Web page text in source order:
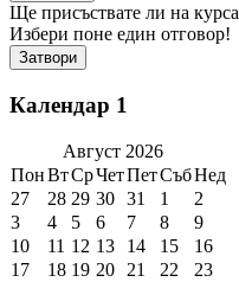
Ще присъствате ли на курса
Избери поне един отговор!
Затвори
Календар 1
Август 2026
ПонВтСрЧетПетСъбНед
27
28 29 30 31 1
2
3
4 5 6 7 8
9
10
11 12 13 14 15
16
17
18 19 20 21 22
23